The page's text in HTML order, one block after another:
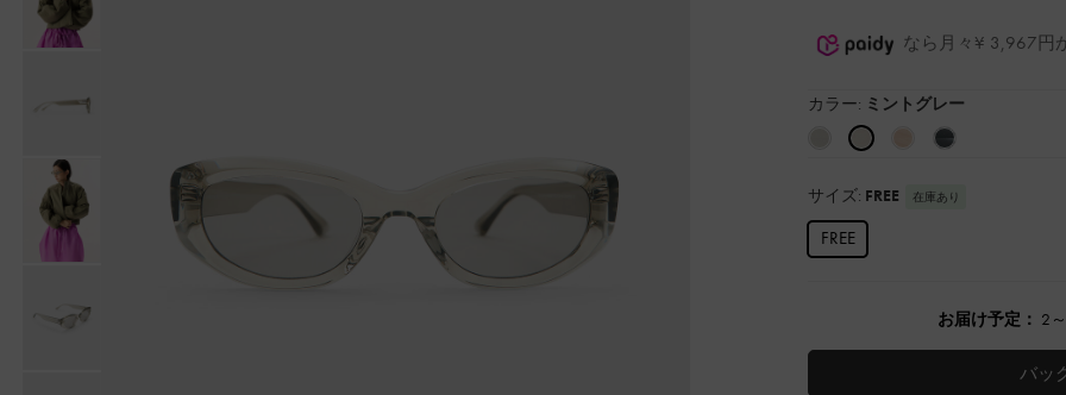
なら月々¥ 3,967円
カラー: ミントグレー
サイズ: FREE 在庫あり
FREE
お届け予定： 2
バッ